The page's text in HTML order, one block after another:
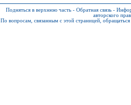
Подняться в верхнюю часть - Обратная связь -
авторского
По вопросам, связанным с этой страницей, обращаться